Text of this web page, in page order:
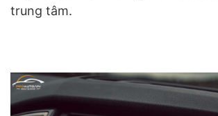
trung tâm.